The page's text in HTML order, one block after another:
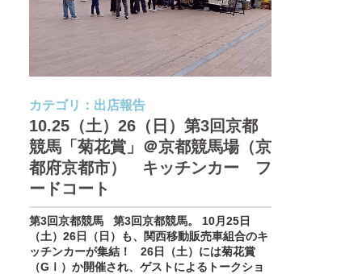
カテゴリ： 出店報告
10.25（土）26（日）第3回京都
競馬「菊花賞」＠京都競馬場（京
都府京都市） キッチンカー フ
ードコート
第3回京都競馬 第3回京都競馬。 10月25日
（土）26日（日）も、関西移動販売車組合のキ
ッチンカーが集結！ 26日（土）には菊花賞
（GⅠ）か開催され、ゲストによるトークショ